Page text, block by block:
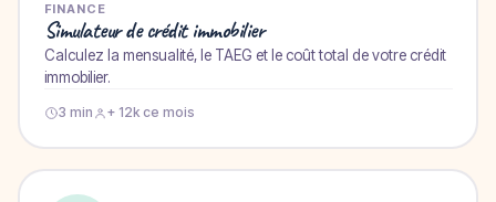
FINANCE
Simulateur de crédit immobilier
Calculez la mensualité, le TAEG et le coût total de votre crédit
immobilier.
3 min + 12k ce mois